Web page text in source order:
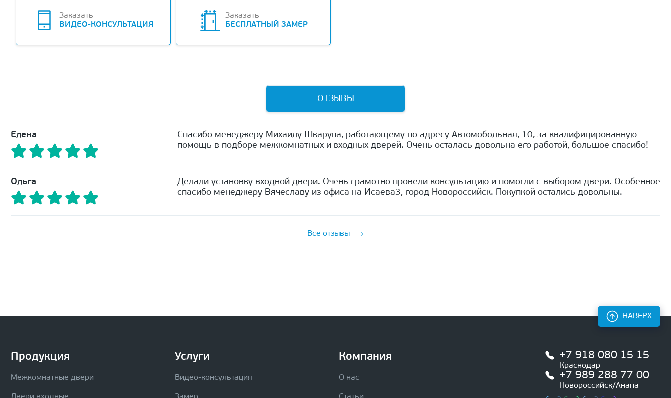
Заказать
ВИДЕО-КОНСУЛЬТАЦИЯ
Заказать
БЕСПЛАТНЫЙ ЗАМЕР
ОТЗЫВЫ
Елена
Спасибо менеджеру Михаилу Шкарупа, работающему по адресу Автомобольная, 10, за квалифицированную
помощь в подборе межкомнатных и входных дверей. Очень осталась довольна его работой, большое спасибо!
Ольга
Делали установку входной двери. Очень грамотно провели консультацию и помогли с выбором двери. Особенное
спасибо менеджеру Вячеславу из офиса на Исаева3, город Новороссийск. Покупкой остались довольны.
Все отзывы
Продукция
Межкомнатные двери
Услуги
Видео-консультация
Компания
О нас
+7 918 080 15 15
Краснодар
+7 989 288 77 00
Новороссийск/Анапа
НАВЕРХ